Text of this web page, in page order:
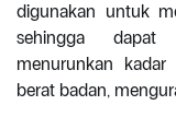
digunakan untuk
sehingga dapat
menurunkan
berat badan,